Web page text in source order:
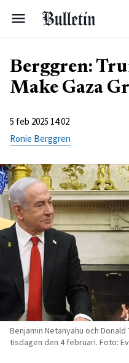
Berggren:
Make Gaza
5 feb 2025 14:02
Ronie Berggren
Benjamin Netanyahu och
tisdagen den 4 februari. Foto: